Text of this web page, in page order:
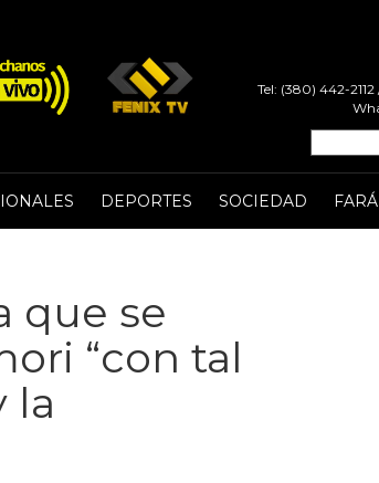
Tel: (380) 442-
DEPORTES SOCIEDAD
que se
“con tal
la